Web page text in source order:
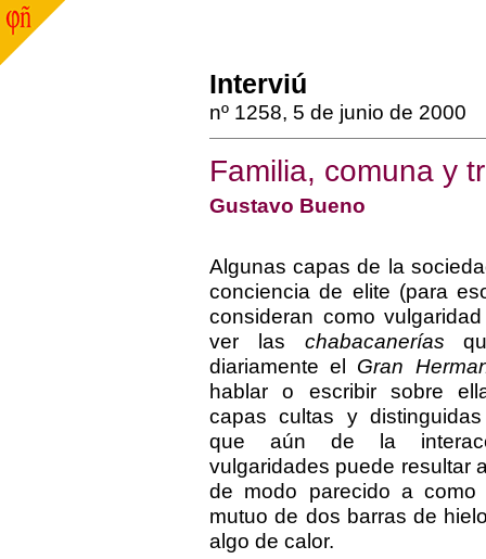
Interviú
nº 1258, 5 de junio de 2000
Familia, comuna y
Gustavo Bueno
Algunas capas de la
conciencia de elite (para
consideran como
ver las chabacanerías
diariamente el Gran
hablar o escribir sobre
capas cultas y
que aún de la
vulgaridades puede resultar
de modo parecido a como
mutuo de dos barras de
algo de calor.